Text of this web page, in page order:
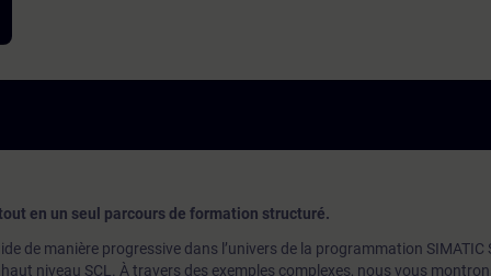
en un seul parcours de formation structuré.
de manière progressive dans l’univers de la programmation SIMATIC
niveau SCL. À travers des exemples complexes, nous vous